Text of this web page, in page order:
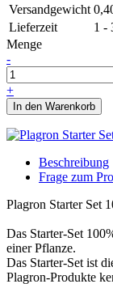
Versandgewicht
Lieferzeit
1 -
Menge
-
+
In den Warenkorb
Beschreibung
Frage zum
Plagron Starter Set
Das Starter-Set
einer Pflanze.
Das Starter-Set ist
Plagron-Produkte